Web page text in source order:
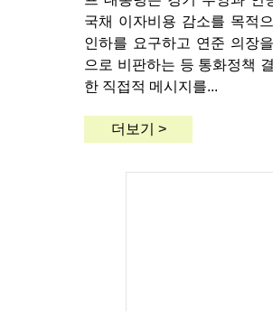
국채 이자비용 감소를 목적
인하를 요구하고 연준 의장
으로 비판하는 등 통화정책
한 직접적 메시지를...
더보기 >